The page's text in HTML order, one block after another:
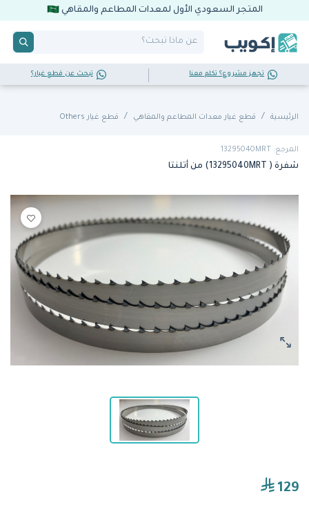
المتجر السعودي الأول لمعدات المطاعم والمقاهي
تجهز مشروع؟ تكلم معنا تبحث عن قطع غيار؟
الرئيسية قطع غيار معدات المطاعم والمقاهي قطع غيار Others
المرجع: 13295040MRT
شفرة ( 13295040MRT) من أتلنتا
129